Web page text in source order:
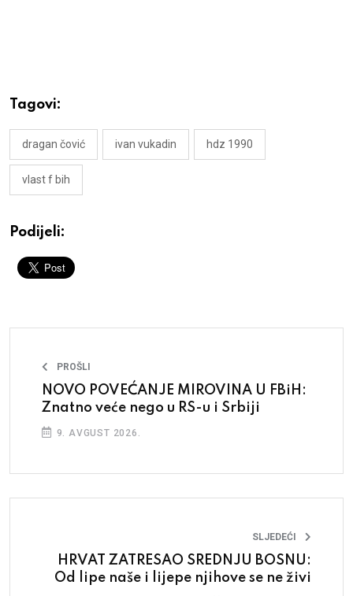
Tagovi:
dragan čović ivan vukadin hdz 1990
vlast f bih
Podijeli:
PROŠLI
NOVO POVEĆANJE MIROVINA U FBiH:
Znatno veće nego u RS-u i Srbiji
9. AVGUST 2026.
SLJEDEĆI
HRVAT ZATRESAO SREDNJU BOSNU:
Od lipe naše i lijepe njihove se ne živi